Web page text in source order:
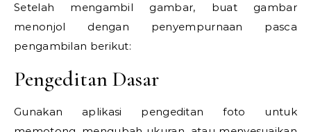
Setelah mengambil gambar, buat gambar
menonjol dengan penyempurnaan pasca
pengambilan berikut:
Pengeditan Dasar
Gunakan aplikasi pengeditan foto untuk